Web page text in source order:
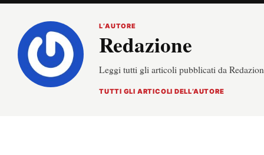
L’AUTORE
Redazione
Leggi tutti gli articoli pubblicati da
TUTTI GLI ARTICOLI DELL’AUTORE